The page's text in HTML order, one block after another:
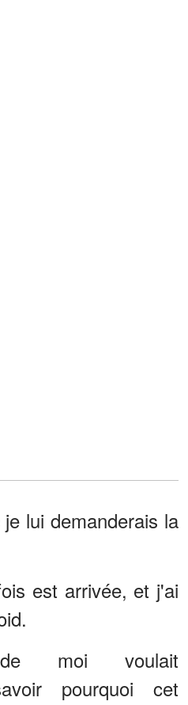
lui demanderais la
est arrivée, et j'ai
moi voulait
pourquoi cet